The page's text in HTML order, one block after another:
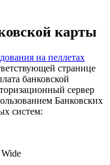
карты
на пеллетах
странице
банковской
сервер
Банковских
систем:
Wide